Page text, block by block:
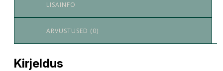
LISAINFO
ARVUSTUSED (0)
Kirjeldus